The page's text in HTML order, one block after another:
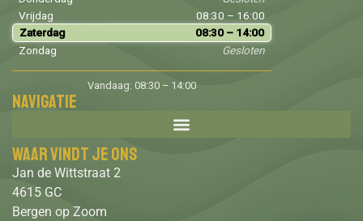
Vrijdag
08:30 – 16:00
Zaterdag
08:30 – 14:00
Zondag
Gesloten
Vandaag: 08:30 – 14:00
Navigatie
Waar vindt je ons
Jan de Wittstraat 2
4615 GC
Bergen op Zoom